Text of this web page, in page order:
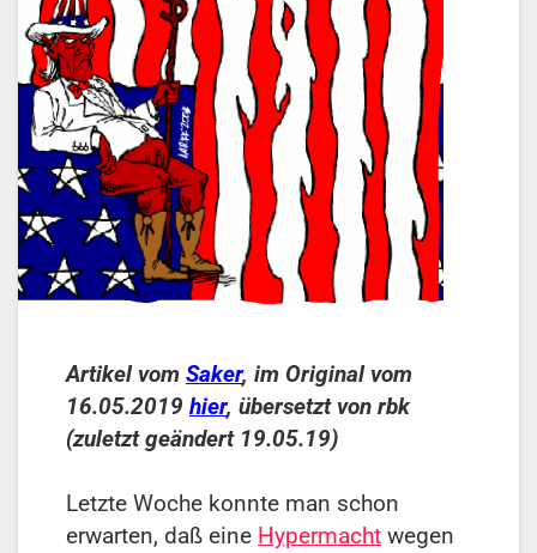
Artikel vom Saker, im Original vom
16.05.2019 hier, übersetzt von rbk
(zuletzt geändert 19.05.19)
Letzte Woche konnte man schon
erwarten, daß eine Hypermacht wegen